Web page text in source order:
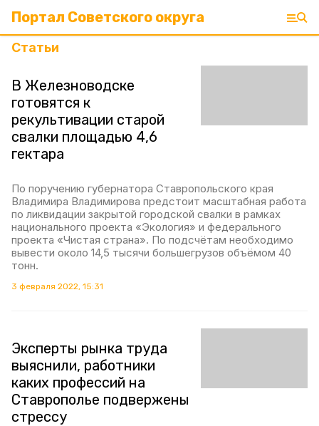
Портал Советского округа
Статьи
В Железноводске
готовятся к
рекультивации старой
свалки площадью 4,6
гектара
По поручению губернатора Ставропольского края
Владимира Владимирова предстоит масштабная работа
по ликвидации закрытой городской свалки в рамках
национального проекта «Экология» и федерального
проекта «Чистая страна». По подсчётам необходимо
вывести около 14,5 тысячи большегрузов объёмом 40
тонн.
3 февраля 2022, 15:31
Эксперты рынка труда
выяснили, работники
каких профессий на
Ставрополье подвержены
стрессу